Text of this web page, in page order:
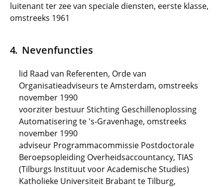
luitenant ter zee van speciale diensten, eerste klasse,
omstreeks 1961
Nevenfuncties
lid Raad van Referenten, Orde van
Organisatieadviseurs te Amsterdam, omstreeks
november 1990
voorziter bestuur Stichting Geschillenoplossing
Automatisering te 's-Gravenhage, omstreeks
november 1990
adviseur Programmacommissie Postdoctorale
Beroepsopleiding Overheidsaccountancy, TIAS
(Tilburgs Instituut voor Academische Studies)
Katholieke Universiteit Brabant te Tilburg,